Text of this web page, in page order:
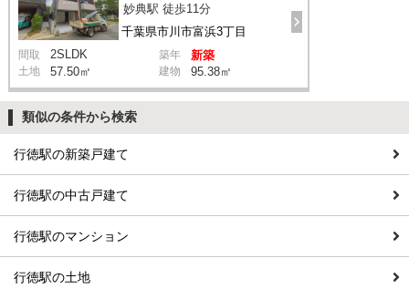
千葉県市川市富浜3丁目
妙典駅 徒歩11分
間取 2SLDK 築年 新築
土地 57.50㎡ 建物 95.38㎡
類似の条件から検索
行徳駅の新築戸建て
行徳駅の中古戸建て
行徳駅のマンション
行徳駅の土地